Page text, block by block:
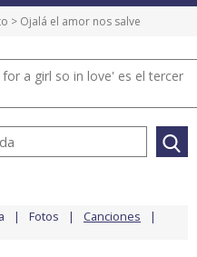
> Ojalá el amor nos salve
a girl so in love' es el tercer
Fotos Canciones